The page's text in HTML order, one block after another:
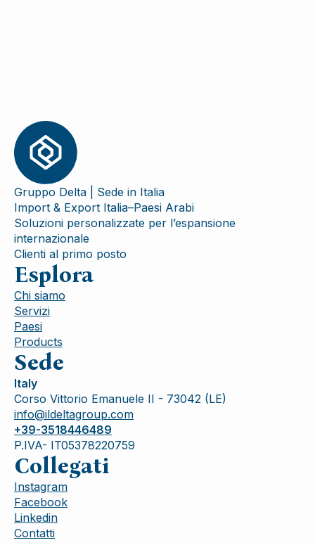
Gruppo Delta | Sede in Italia
Import & Export Italia–Paesi Arabi
Soluzioni personalizzate per l’espansione
internazionale
Clienti al primo posto
Esplora
Chi siamo
Servizi
Paesi
Products
Sede
Italy
Corso Vittorio Emanuele II - 73042 (LE)
info@ildeltagroup.com
+39-3518446489
P.IVA- IT05378220759
Collegati
Instagram
Facebook
Linkedin
Contatti